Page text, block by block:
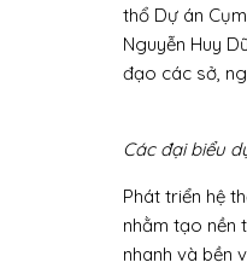
thổ Dự án
Nguyễn Huy
đạo các sở,
Các đại biểu
Phát triển hệ
nhằm tạo nền
nhanh và bền